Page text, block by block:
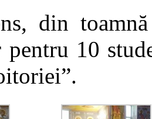
din
pentru 10